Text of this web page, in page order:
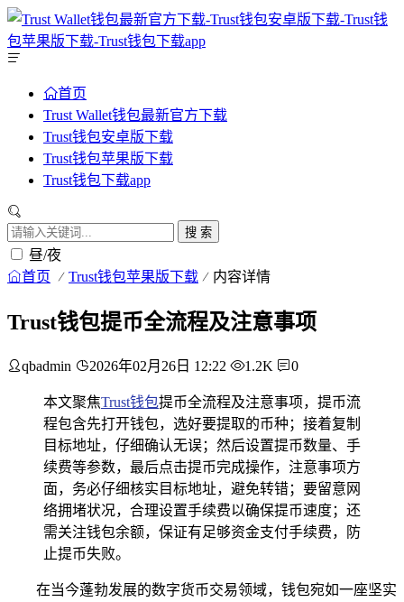
首页
Trust Wallet钱包最新官方下载
Trust钱包安卓版下载
Trust钱包苹果版下载
Trust钱包下载app
搜 索
昼/夜
首页 Trust钱包苹果版下载 内容详情
Trust钱包提币全流程及注意事项
qbadmin 2026年02月26日 12:22 1.2K 0
本文聚焦Trust钱包提币全流程及注意事项，提币流
程包含先打开钱包，选好要提取的币种；接着复制
目标地址，仔细确认无误；然后设置提币数量、手
续费等参数，最后点击提币完成操作，注意事项方
面，务必仔细核实目标地址，避免转错；要留意网
络拥堵状况，合理设置手续费以确保提币速度；还
需关注钱包余额，保证有足够资金支付手续费，防
止提币失败。
在当今蓬勃发展的数字货币交易领域，钱包宛如一座坚实